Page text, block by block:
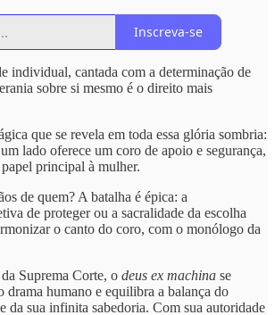
Inscreva-se
individual, cantada com a determinação de
sobre si mesmo é o direito mais
que se revela em toda essa glória sombria:
lado oferece um coro de apoio e segurança,
principal à mulher.
de quem? A batalha é épica: a
de proteger ou a sacralidade da escolha
o canto do coro, com o monólogo da
Suprema Corte, o deus ex machina se
drama humano e equilibra a balança do
da sua infinita sabedoria. Com sua autoridade